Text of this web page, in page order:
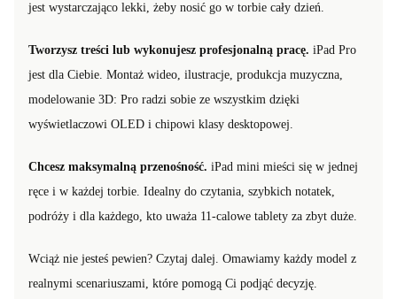
jest wystarczająco lekki, żeby nosić go w torbie cały dzień.
Tworzysz treści lub wykonujesz profesjonalną pracę. iPad Pro
jest dla Ciebie. Montaż wideo, ilustracje, produkcja muzyczna,
modelowanie 3D: Pro radzi sobie ze wszystkim dzięki
wyświetlaczowi OLED i chipowi klasy desktopowej.
Chcesz maksymalną przenośność. iPad mini mieści się w jednej
ręce i w każdej torbie. Idealny do czytania, szybkich notatek,
podróży i dla każdego, kto uważa 11-calowe tablety za zbyt duże.
Wciąż nie jesteś pewien? Czytaj dalej. Omawiamy każdy model z
realnymi scenariuszami, które pomogą Ci podjąć decyzję.